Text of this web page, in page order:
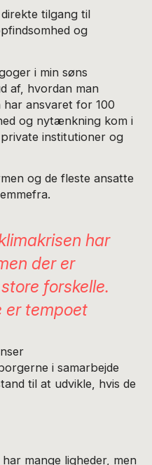
tilgang til
og
i min søns
af, hvordan man
ansvaret for 100
og nytænkning kom i
institutioner og
og de fleste ansatte
har
der er
forskelle.
er tempoet
i samarbejde
til at udvikle, hvis de
mange ligheder, men